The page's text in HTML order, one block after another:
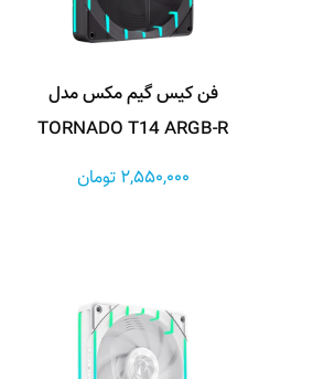
فن کیس گیم مکس مدل
TORNADO T14 ARGB-R
2,550,000 تومان